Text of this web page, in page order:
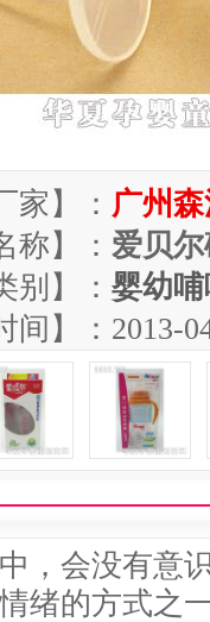
家】： 广州
称】： 爱贝
别】： 婴幼
间】：2013-
会没有意
绪的方式之